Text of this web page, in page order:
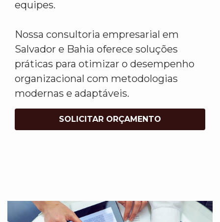
equipes.
Nossa consultoria empresarial em
Salvador e Bahia oferece soluções
práticas para otimizar o desempenho
organizacional com metodologias
modernas e adaptáveis.
SOLICITAR ORÇAMENTO